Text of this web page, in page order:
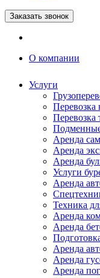
Заказать звонок
О компании
Услуги
Перевозка
Перевозка
Аренда
Аренда
Аренда
Услуги
Аренда
Техника
Аренда
Аренда
Аренда
Аренда
Аренда